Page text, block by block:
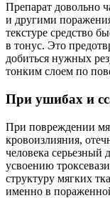
Препарат довольно
и другими
текстуре средство
в тонус. Это
добиться нужных
тонким слоем по
При ушибах и
При повреждении
кровоизлияния,
человека серьезный
усвоению
структуру мягких
именно в